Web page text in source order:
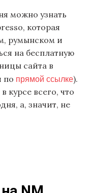
можно узнать
которая
румынском и
на бесплатную
сайта в
по прямой ссылке).
курсе всего, что
а, значит, не